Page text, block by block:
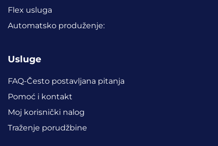
Flex usluga
Automatsko produženje:
Usluge
FAQ-Često postavljana pitanja
Pomoć i kontakt
Moj korisnički nalog
Traženje porudžbine